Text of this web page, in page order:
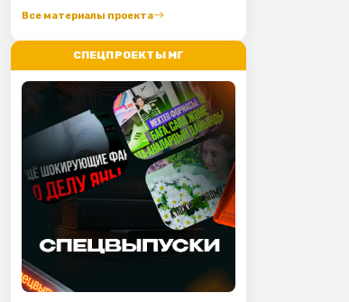
Все материалы проекта
СПЕЦПРОЕКТЫ МГ